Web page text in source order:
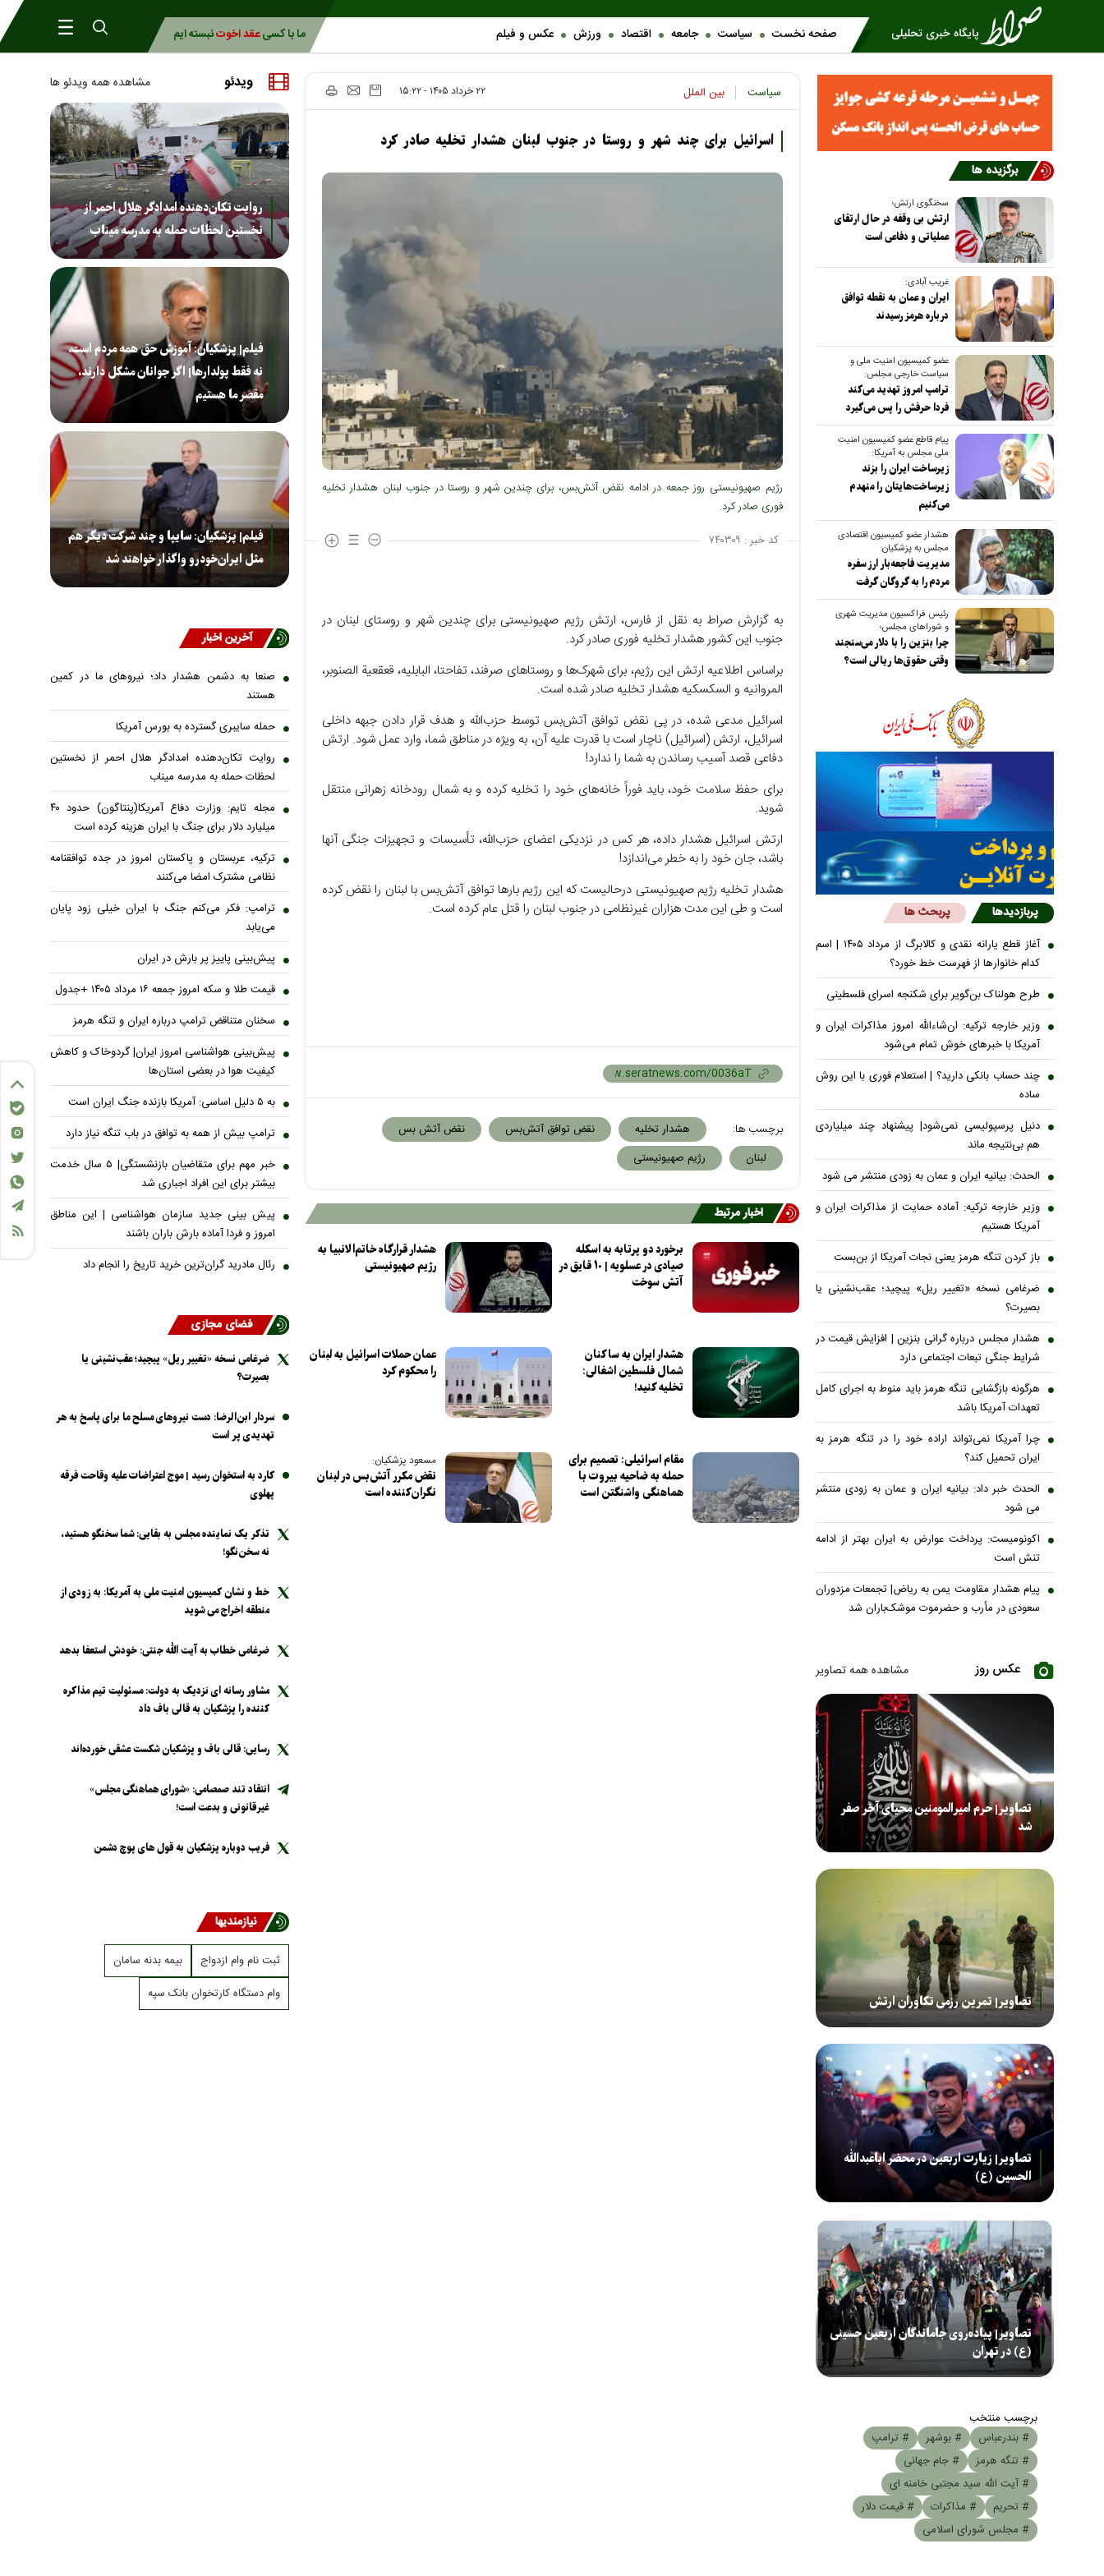
صفحه نخست سیاست جامعه اقتصاد ورزش عکس و فیلم ما با کسیعقد اخوتنبسته ایم
سیاست بین الملل ۲۲ خرداد ۱۴۰۵ - ۱۵:۲۲
اسرائیل برای چند شهر و روستا در جنوب لبنان هشدار تخلیه صادر کرد
رژیم صهیونیستی روز جمعه در ادامه نقض آتش‌بس، برای چندین شهر و روستا در جنوب لبنان هشدار تخلیه
فوری صادر کرد.
کد خبر : ۷۴۰۳۰۹
به گزارش صراط به نقل از فارس، ارتش رژیم صهیونیستی برای چندین شهر و روستای لبنان در
جنوب این کشور هشدار تخلیه فوری صادر کرد.
براساس اطلاعیه ارتش این رژیم، برای شهرک‌ها و روستا‌های صرفند، تفاحتا، البابلیه، قعقعیة الصنوبر،
المروانیه و السکسکیه هشدار تخلیه صادر شده است.
اسرائیل مدعی شده، در پی نقض توافق آتش‌بس توسط حزب‌الله و هدف قرار دادن جبهه داخلی
اسرائیل، ارتش (اسرائیل) ناچار است با قدرت علیه آن، به ویژه در مناطق شما، وارد عمل شود. ارتش
دفاعی قصد آسیب رساندن به شما را ندارد!
برای حفظ سلامت خود، باید فوراً خانه‌های خود را تخلیه کرده و به شمال رودخانه زهرانی منتقل
شوید.
ارتش اسرائیل هشدار داده، هر کس در نزدیکی اعضای حزب‌الله، تأسیسات و تجهیزات جنگی آنها
باشد، جان خود را به خطر می‌اندازد!
هشدار تخلیه رژیم صهیونیستی درحالیست که این رژیم بار‌ها توافق آتش‌بس با لبنان را نقض کرده
است و طی این مدت هزاران غیرنظامی در جنوب لبنان را قتل عام کرده است.
برچسب ها: هشدار تخلیه نقض توافق آتش‌بس
نقض آتش بس
لبنان
رژیم صهیونیستی
اخبار مرتبط
برخورد دو پرتابه به اسکله
صیادی در عسلویه | ۱۰ قایق در
آتش سوخت
هشدار قرارگاه خاتم‌الانبیا به
رژیم صهیونیستی
هشدار ایران به ساکنان
شمال فلسطین اشغالی:
تخلیه کنید!
عمان حملات اسرائیل به لبنان
را محکوم کرد
مقام اسرائیلی: تصمیم برای
حمله به ضاحیه بیروت با
هماهنگی واشنگتن است
مسعود پزشکیان:
نقض مکرر آتش‌بس در لبنان
نگران‌کننده است
برگزیده ها
سخنگوی ارتش؛
ارتش بی وقفه در حال ارتقای
عملیاتی و دفاعی است
غریب آبادی:
ایران و عمان به نقطه توافق
درباره هرمز رسیدند
عضو کمیسیون امنیت ملی و
سیاست خارجی مجلس:
ترامپ امروز تهدید می‌کند
فردا حرفش را پس می‌گیرد
پیام قاطع عضو کمیسیون امنیت
ملی مجلس به آمریکا:
زیرساخت ایران را بزند
زیرساخت‌هایتان را منهدم
می‌کنیم
هشدار عضو کمیسیون اقتصادی
مجلس به پزشکیان:
مدیریت فاجعه‌بار ارز سفره
مردم را به گروگان گرفت
رئیس فراکسیون مدیریت شهری
و شوراهای مجلس؛
چرا بنزین را با دلار می‌سنجند
وقتی حقوق‌ها ریالی است؟
پربازدیدها پربحث ها
آغاز قطع یارانه نقدی و کالابرگ از مرداد ۱۴۰۵ | اسم
کدام خانوار‌ها از فهرست خط خورد؟
طرح هولناک بن‌گویر برای شکنجه اسرای فلسطینی
وزیر خارجه ترکیه: ان‌شاءالله امروز مذاکرات ایران و
آمریکا با خبرهای خوش تمام می‌شود
چند حساب بانکی دارید؟ | استعلام فوری با این روش
ساده
دنیل پرسپولیسی نمی‌شود| پیشنهاد چند میلیاردی
هم بی‌نتیجه ماند
الحدث: بیانیه ایران و عمان به زودی منتشر می شود
وزیر خارجه ترکیه: آماده حمایت از مذاکرات ایران و
آمریکا هستیم
باز کردن تنگه هرمز یعنی نجات آمریکا از بن‌بست
ضرغامی نسخه «تغییر ریل» پیچید؛ عقب‌نشینی یا
بصیرت؟
هشدار مجلس درباره گرانی بنزین | افزایش قیمت در
شرایط جنگی تبعات اجتماعی دارد
هرگونه بازگشایی تنگه هرمز باید منوط به اجرای کامل
تعهدات آمریکا باشد
چرا آمریکا نمی‌تواند اراده خود را در تنگه هرمز به
ایران تحمیل کند؟
الحدث خبر داد: بیانیه ایران و عمان به زودی منتشر
می شود
اکونومیست: پرداخت عوارض به ایران بهتر از ادامه
تنش است
پیام هشدار مقاومت یمن به ریاض| تجمعات مزدوران
سعودی در مأرب و حضرموت موشک‌باران شد
عکس روز مشاهده همه تصاویر
تصاویر| حرم امیرالمومنین محیای آخر صفر
شد
تصاویر| تمرین رزمی تکاوران ارتش
تصاویر| زیارت اربعین در محضر اباعبدالله
الحسین (ع)
تصاویر| پیاده‌روی جاماندگان اربعین حسینی
(ع) در تهران
برچسب منتخب
# بندرعباس
# بوشهر
# ترامپ
# تنگه هرمز
# جام جهانی
# آیت الله سید مجتبی خامنه ای
# تحریم
# مذاکرات
# قیمت دلار
# مجلس شورای اسلامی
ویدئو مشاهده همه ویدئو ها
روایت تکان‌دهنده امدادگر هلال احمر از
نخستین لحظات حمله به مدرسه میناب
فیلم| پزشکیان: آموزش حق همه مردم است،
نه فقط پولدارها| اگر جوانان مشکل دارند،
مقصر ما هستیم
فیلم| پزشکیان: سایپا و چند شرکت دیگر هم
مثل ایران‌خودرو واگذار خواهند شد
آخرین اخبار
صنعا به دشمن هشدار داد؛ نیروهای ما در کمین
هستند
حمله سایبری گسترده به بورس آمریکا
روایت تکان‌دهنده امدادگر هلال احمر از نخستین
لحظات حمله به مدرسه میناب
مجله تایم: وزارت دفاع آمریکا(پنتاگون) حدود ۴۰
میلیارد دلار برای جنگ با ایران هزینه کرده است
ترکیه، عربستان و پاکستان امروز در جده توافقنامه
نظامی مشترک امضا می‌کنند
ترامپ: فکر می‌کنم جنگ با ایران خیلی زود پایان
می‌یابد
پیش‌بینی پاییز پر بارش در ایران
قیمت طلا و سکه امروز جمعه ۱۶ مرداد ۱۴۰۵ +جدول
سخنان متناقض ترامپ درباره ایران و تنگه هرمز
پیش‌بینی هواشناسی امروز ایران| گردوخاک و کاهش
کیفیت هوا در بعضی استان‌ها
به ۵ دلیل اساسی: آمریکا بازنده جنگ ایران است
ترامپ بیش از همه به توافق در باب تنگه نیاز دارد
خبر مهم برای متقاضیان بازنشستگی| ۵ سال خدمت
بیشتر برای این افراد اجباری شد
پیش بینی جدید سازمان هواشناسی | این مناطق
امروز و فردا آماده بارش باران باشند
رئال مادرید گران‌ترین خرید تاریخ را انجام داد
فضای مجازی
ضرغامی نسخه «تغییر ریل» پیچید؛ عقب‌نشینی یا
بصیرت؟
سردار ابن‌الرضا: دست نیرو‌های مسلح ما برای پاسخ به هر
تهدیدی پر است
کارد به استخوان رسید | موج اعتراضات علیه وقاحت فرقه
پهلوی
تذکر یک نماینده مجلس به بقایی: شما سخنگو هستید،
نه سخن‌نگو!
خط و نشان کمیسیون امنیت ملی به آمریکا: به زودی از
منطقه اخراج می شوید
ضرغامی خطاب به آیت الله جنتی: خودش استعفا بدهد
مشاور رسانه ای نزدیک به دولت: مسئولیت تیم مذاکره
کننده را پزشکیان به قالی باف داد
رسایی: قالی باف و پزشکیان شکست عشقی خورده‌اند
انتقاد تند صمصامی: «شورای هماهنگی مجلس»
غیرقانونی و بدعت است!
فریب دوباره پزشکیان به قول های پوچ دشمن
نیازمندیها
ثبت نام وام ازدواج
بیمه بدنه سامان
وام دستگاه کارتخوان بانک سپه